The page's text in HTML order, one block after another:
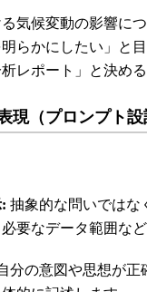
る気候変動の影響に
らかにしたい」と
レポート」と決める
現（プロンプト設
: 抽象的な問いではな
要なデータ範囲など
分の意図や思想が正